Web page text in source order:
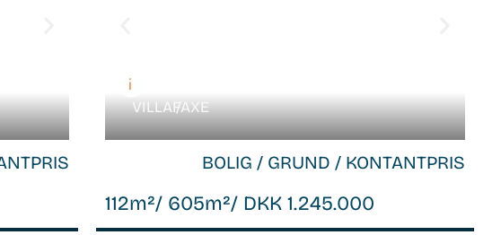
VILLA /FAXE
BOLIG / GRUND / KONTANTPRIS
112m²/ 605m²/ DKK 1.245.000